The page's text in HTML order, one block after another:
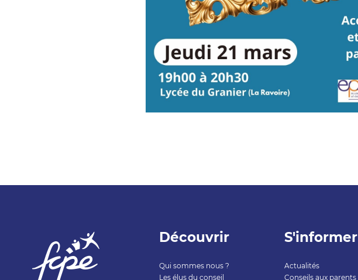
Découvrir
Qui sommes nous ?
Les élus du conseil
S'informer
Actualités
Conseils aux parents